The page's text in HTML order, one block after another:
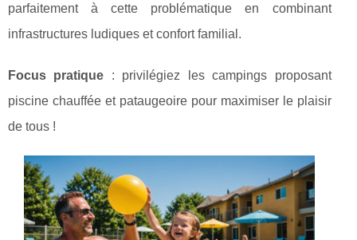
parfaitement à cette problématique en combinant
infrastructures ludiques et confort familial.
Focus pratique : privilégiez
les campings proposant
piscine chauffée et pataugeoire pour maximiser le plaisir
de tous !